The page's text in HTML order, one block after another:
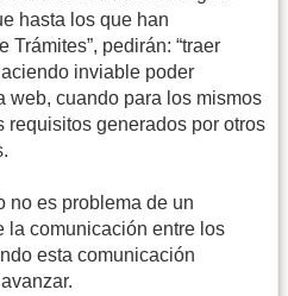
hasta los que han
Trámites”, pedirán: “traer
inviable poder
web, cuando para los mismos
requisitos generados por otros
no es problema de un
la comunicación entre los
esta comunicación